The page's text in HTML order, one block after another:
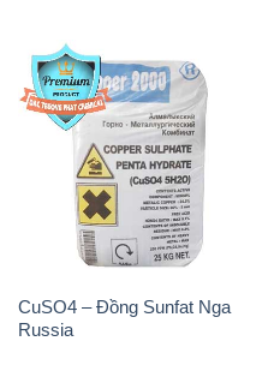
CuSO4 – Đồng Sunfat Nga
Russia